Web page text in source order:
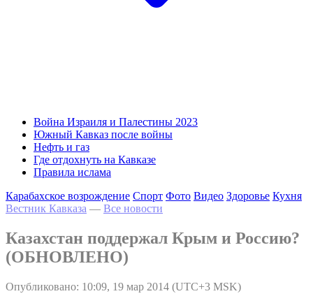
Война Израиля и Палестины 2023
Южный Кавказ после войны
Нефть и газ
Где отдохнуть на Кавказе
Правила ислама
Карабахское возрождение Спорт Фото Видео Здоровье Кухня
Вестник Кавказа — Все новости
Казахстан поддержал Крым и Россию?
(ОБНОВЛЕНО)
Опубликовано: 10:09, 19 мар 2014 (UTC+3 MSK)